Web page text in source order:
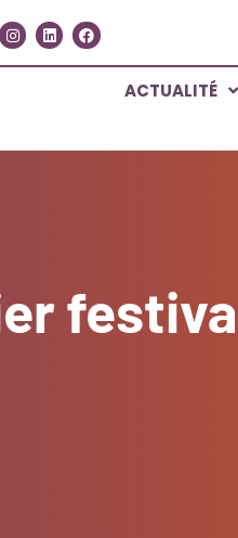
ACTUALITÉ